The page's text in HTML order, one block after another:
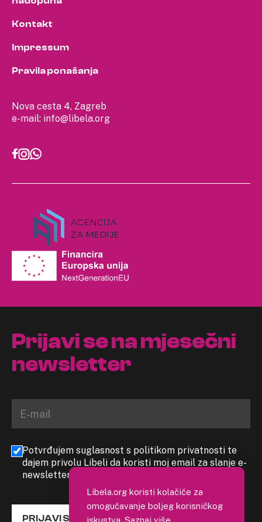
Nova cesta 4, Zagreb
e-mail: info@libela.org
Kontakt
Impressum
Pravila ponašanja
Prijavi se na mjesečni
newsletter
Potvrđujem suglasnost s politikom privatnosti te
dajem privolu Libeli da koristi moj email za slanje e-
newslettera
PRIJAVI SE
Libela.org koristi kolačiće za
omogućavanje boljeg korisničkog
iskustva. Saznaj više